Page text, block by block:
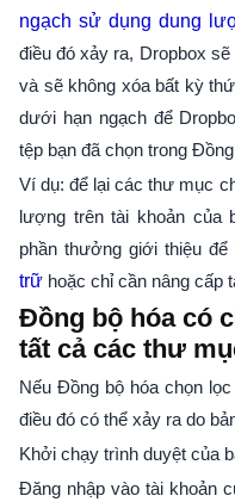
ngạch sử dụng dung
điều đó xảy ra, Dropbox
và sẽ không xóa bất kỳ
dưới hạn ngạch để
tệp bạn đã chọn trong
Ví dụ: để lại các thư mục
lượng trên tài khoản của
phần thưởng giới thiệu để
trữ hoặc chỉ cần nâng cấp
Đồng bộ hóa có
tất cả các thư
Nếu Đồng bộ hóa chọn
điều đó có thể xảy ra do
Khởi chạy trình duyệt của
Đăng nhập vào tài khoản